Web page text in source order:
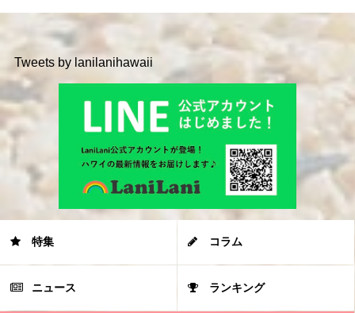
Tweets by lanilanihawaii
特集 コラム
ニュース ランキング